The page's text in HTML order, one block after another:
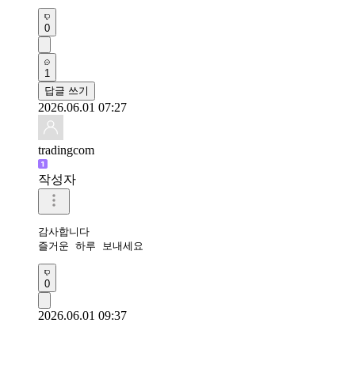
0
1
답글 쓰기
2026.06.01 07:27
tradingcom
작성자
감사합니다
즐거운 하루 보내세요
0
2026.06.01 09:37